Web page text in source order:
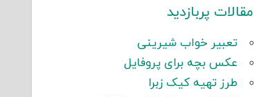
مقالات پربازدید
تعبیر خواب شیرینی
عکس بچه برای پروفایل
طرز تهیه کیک زبرا